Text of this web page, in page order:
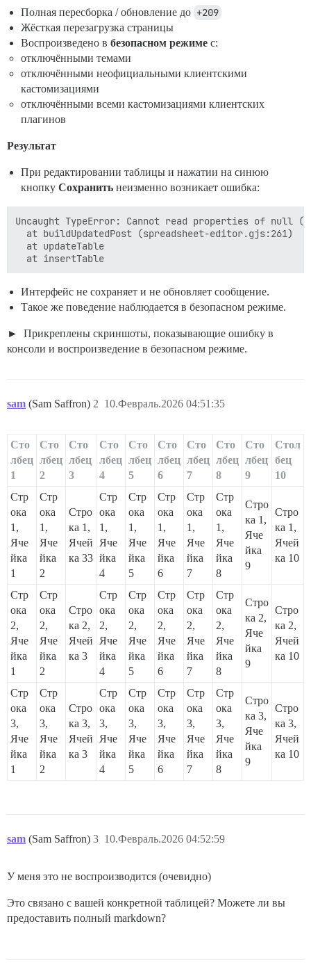
Полная пересборка / обновление до +209
Жёсткая перезагрузка страницы
Воспроизведено в безопасном режиме с:
отключёнными темами
отключёнными неофициальными клиентскими
кастомизациями
отключёнными всеми кастомизациями клиентских
плагинов
Результат
При редактировании таблицы и нажатии на синюю
кнопку Сохранить неизменно возникает ошибка:
Uncaught TypeError: Cannot read properties of null
  at buildUpdatedPost (spreadsheet-editor.gjs:261)
  at updateTable
Интерфейс не сохраняет и не обновляет сообщение.
Такое же поведение наблюдается в безопасном режиме.
Прикреплены скриншоты, показывающие ошибку в
консоли и воспроизведение в безопасном режиме.
sam (Sam Saffron) 10.Февраль.2026 04:51:35
2
Сто
лбец
1
Сто
лбец
2
Сто
лбец
3
Сто
лбец
4
Сто
лбец
5
Сто
лбец
6
Сто
лбец
7
Сто
лбец
8
Сто
лбец
9
Стол
бец
10
Стр
ока
1,
Яче
йка
1
Стр
ока
1,
Яче
йка
2
Стро
ка 1,
Ячей
ка 33
Стр
ока
1,
Яче
йка
4
Стр
ока
1,
Яче
йка
5
Стр
ока
1,
Яче
йка
6
Стр
ока
1,
Яче
йка
7
Стр
ока
1,
Яче
йка
8
Стро
ка 1,
Яче
йка
9
Стро
ка 1,
Ячей
ка 10
Стр
ока
2,
Яче
йка
1
Стр
ока
2,
Яче
йка
2
Стро
ка 2,
Ячей
ка 3
Стр
ока
2,
Яче
йка
4
Стр
ока
2,
Яче
йка
5
Стр
ока
2,
Яче
йка
6
Стр
ока
2,
Яче
йка
7
Стр
ока
2,
Яче
йка
8
Стро
ка 2,
Яче
йка
9
Стро
ка 2,
Ячей
ка 10
Стр
ока
3,
Яче
йка
1
Стр
ока
3,
Яче
йка
2
Стро
ка 3,
Ячей
ка 3
Стр
ока
3,
Яче
йка
4
Стр
ока
3,
Яче
йка
5
Стр
ока
3,
Яче
йка
6
Стр
ока
3,
Яче
йка
7
Стр
ока
3,
Яче
йка
8
Стро
ка 3,
Яче
йка
9
Стро
ка 3,
Ячей
ка 10
sam (Sam Saffron) 10.Февраль.2026 04:52:59
3
У меня это не воспроизводится (очевидно)
Это связано с вашей конкретной таблицей? Можете ли вы
предоставить полный markdown?